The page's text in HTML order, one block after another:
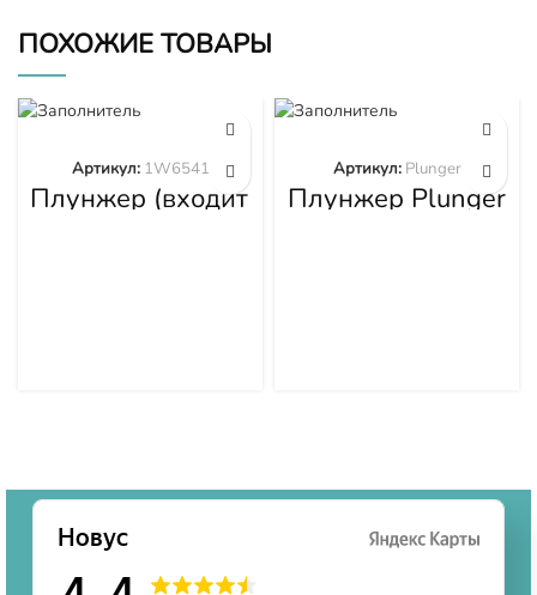
ПОХОЖИЕ ТОВАРЫ
Плунжер (входит
в 1W6539)
Артикул: 1W6541
Плунжер Plunger
Артикул: Plunger